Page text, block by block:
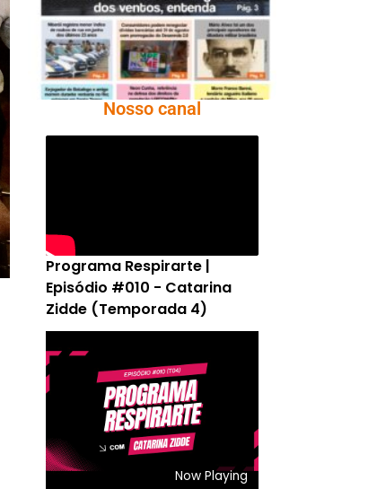
Nosso canal
Programa Respirarte |
Episódio #010 - Catarina
Zidde (Temporada 4)
Now Playing